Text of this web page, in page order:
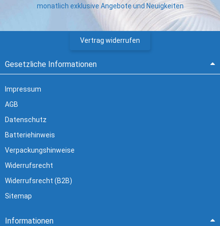
monatlich exklusive Angebote und Neuigkeiten
Vertrag widerrufen
Gesetzliche Informationen
Impressum
AGB
Datenschutz
Batteriehinweis
Verpackungshinweise
Widerrufsrecht
Widerrufsrecht (B2B)
Sitemap
Informationen